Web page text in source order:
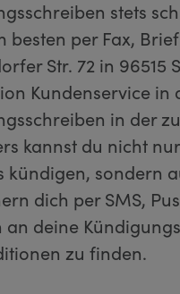
stets
besten per Fax,
Str. 72 in
Kundenservice in
in der
kannst du nicht
kündigen, sondern
dich per SMS,
an deine
zu finden.